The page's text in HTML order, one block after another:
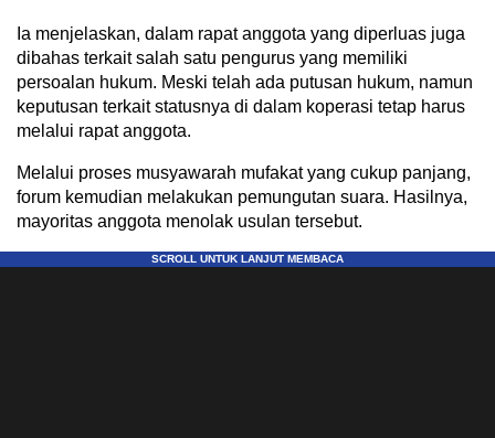
Ia menjelaskan, dalam rapat anggota yang diperluas juga
dibahas terkait salah satu pengurus yang memiliki
persoalan hukum. Meski telah ada putusan hukum, namun
keputusan terkait statusnya di dalam koperasi tetap harus
melalui rapat anggota.
Melalui proses musyawarah mufakat yang cukup panjang,
forum kemudian melakukan pemungutan suara. Hasilnya,
mayoritas anggota menolak usulan tersebut.